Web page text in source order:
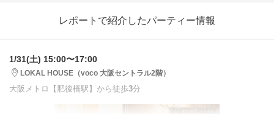
レポートで紹介したパーティー情報
1/31(土) 15:00〜17:00
LOKAL HOUSE（voco 大阪セントラル2階）
大阪メトロ【肥後橋駅】から徒歩3分